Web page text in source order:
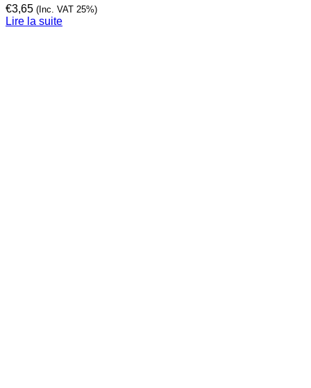
€3,65 (Inc. VAT 25%)
Lire la suite